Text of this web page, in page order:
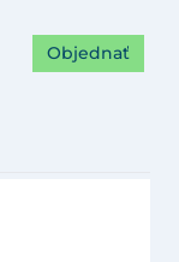
Objednať